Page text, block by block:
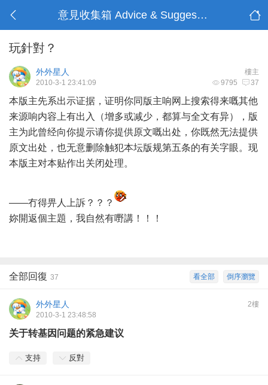
意見收集箱 Advice & Suggestions
玩針對？
樓主
外外星人
9795 37
2010-3-1 23:41:09
本版主先系出示证据，证明你同版主响网上搜索得来嘅其他
来源响内容上有出入（增多或减少，都算与全文有异），版
主为此曾经向你提示请你提供原文嘅出处，你既然无法提供
原文出处，也无意删除触犯本坛版规第五条的有关字眼。现
本版主对本贴作出关闭处理。
——冇得畀人上訴？？？
妳開返個主題，我自然有嘢講！！！
倒序瀏覽
看全部
全部回復 37
2樓
外外星人
2010-3-1 23:48:58
关于转基因问题的紧急建议
支持 反對